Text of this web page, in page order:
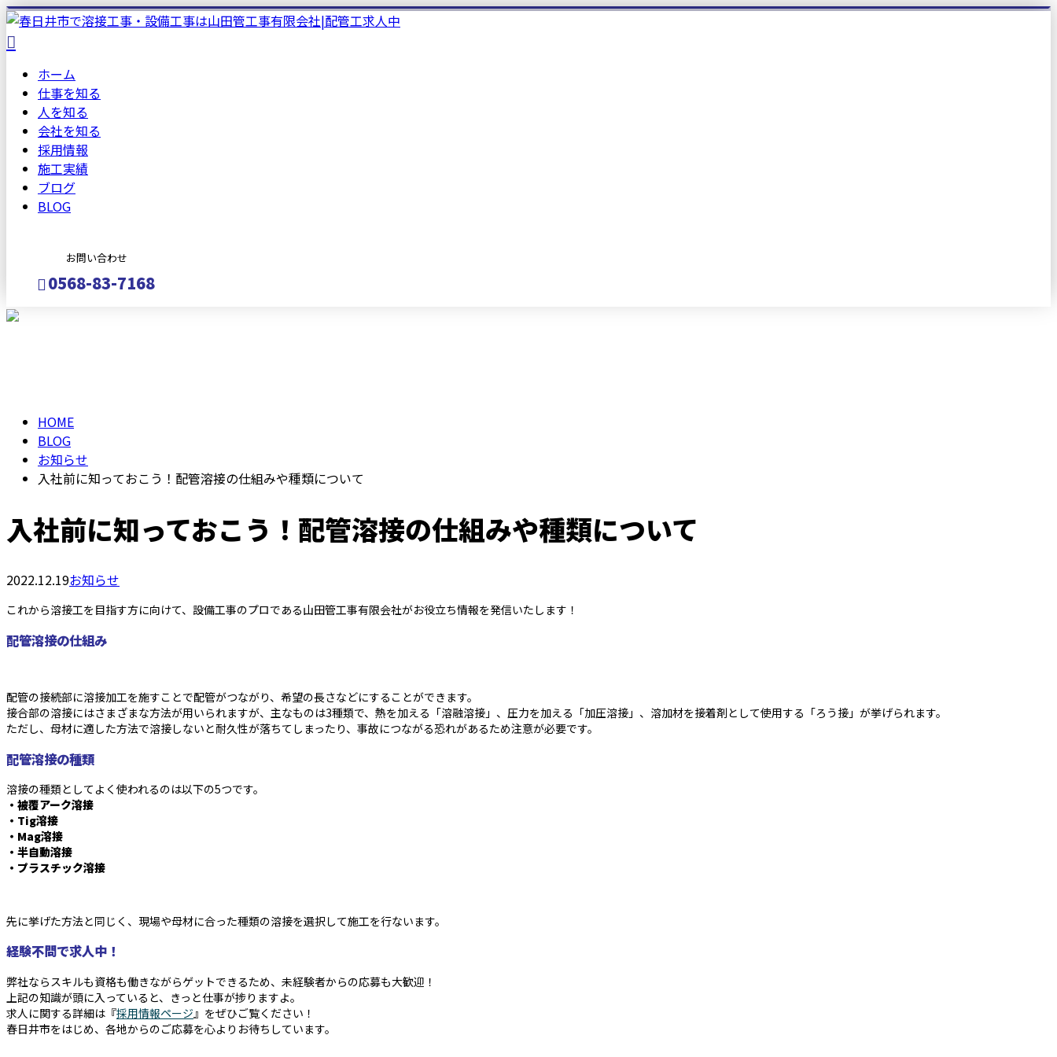
ホーム
仕事を知る
人を知る
会社を知る
採用情報
施工実績
ブログ
BLOG
お問い合わせ
0568-83-7168
HOME
BLOG
お知らせ
入社前に知っておこう！配管溶接の仕組みや種類について
入社前に知っておこう！配管溶接の仕組みや種類について
2022.12.19お知らせ
これから溶接工を目指す方に向けて、設備工事のプロである山田管工事有限会社がお役立ち情報を発信いたします！
配管溶接の仕組み
配管の接続部に溶接加工を施すことで配管がつながり、希望の長さなどにすることができます。
接合部の溶接にはさまざまな方法が用いられますが、主なものは3種類で、熱を加える「溶融溶接」、圧力を加える「加圧溶接」、溶加材を接着剤として使用する「ろう接」が挙げられます。
ただし、母材に適した方法で溶接しないと耐久性が落ちてしまったり、事故につながる恐れがあるため注意が必要です。
配管溶接の種類
溶接の種類としてよく使われるのは以下の5つです。
・被覆アーク溶接
・Tig溶接
・Mag溶接
・半自動溶接
・プラスチック溶接
先に挙げた方法と同じく、現場や母材に合った種類の溶接を選択して施工を行ないます。
経験不問で求人中！
弊社ならスキルも資格も働きながらゲットできるため、未経験者からの応募も大歓迎！
上記の知識が頭に入っていると、きっと仕事が捗りますよ。
求人に関する詳細は『採用情報ページ 』をぜひご覧ください！
春日井市をはじめ、各地からのご応募を心よりお待ちしています。